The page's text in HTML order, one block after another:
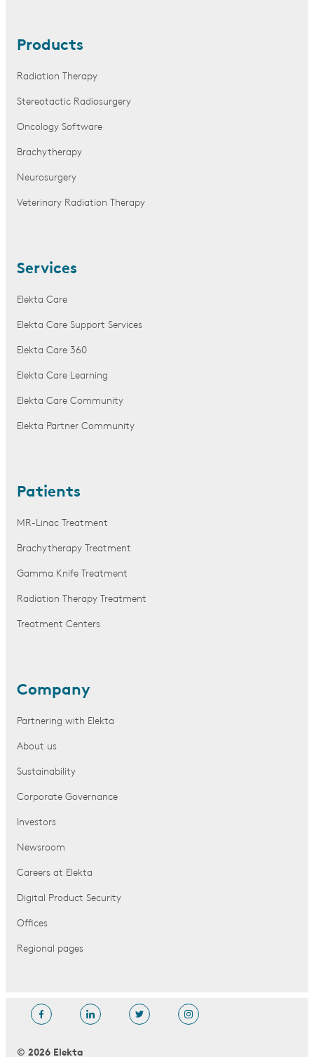
Products
Radiation Therapy
Stereotactic Radiosurgery
Oncology Software
Brachytherapy
Neurosurgery
Veterinary Radiation Therapy
Services
Elekta Care
Elekta Care Support Services
Elekta Care 360
Elekta Care Learning
Elekta Care Community
Elekta Partner Community
Patients
MR-Linac Treatment
Brachytherapy Treatment
Gamma Knife Treatment
Radiation Therapy Treatment
Treatment Centers
Company
Partnering with Elekta
About us
Sustainability
Corporate Governance
Investors
Newsroom
Careers at Elekta
Digital Product Security
Offices
Regional pages
© 2026 Elekta